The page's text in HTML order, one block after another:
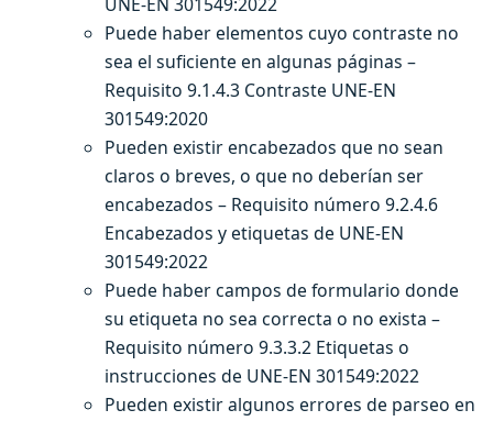
Puede haber elementos cuyo contraste no
sea el suficiente en algunas páginas –
Requisito 9.1.4.3 Contraste UNE-EN
301549:2020
Pueden existir encabezados que no sean
claros o breves, o que no deberían ser
encabezados – Requisito número 9.2.4.6
Encabezados y etiquetas de UNE-EN
301549:2022
Puede haber campos de formulario donde
su etiqueta no sea correcta o no exista –
Requisito número 9.3.3.2 Etiquetas o
instrucciones de UNE-EN 301549:2022
Pueden existir algunos errores de parseo en